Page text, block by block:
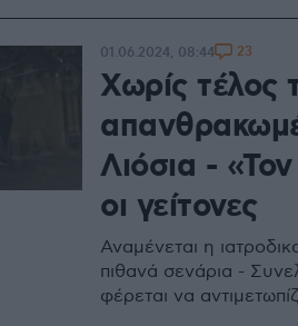
Χωρίς τέλος
Λιόσια -
οι γείτονες
Αναμένεται η
πιθανά σενάρια -
φέρεται να
01.06.2024, 08:44 23